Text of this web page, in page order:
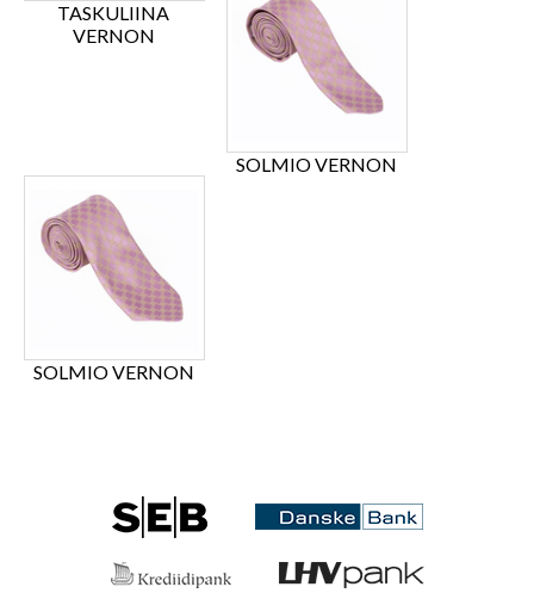
TASKULIINA
VERNON
SOLMIO VERNON
SOLMIO VERNON